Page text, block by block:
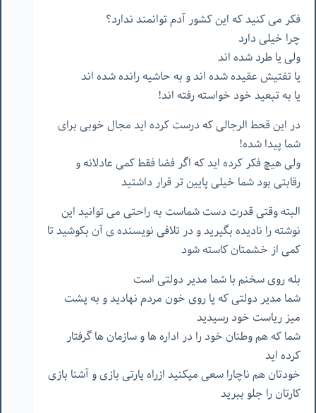
فکر می کنید که این کشور آدم توانمند ندارد؟
چرا خیلی دارد
ولی یا طرد شده اند
یا تفتیش عقیده شده اند و به حاشیه رانده شده اند
یا به تبعید خود خواسته رفته اند!
در این قحط الرجالی که درست کرده اید مجال خوبی برای
شما پیدا شده!
ولی هیچ فکر کرده اید که اگر فضا فقط کمی عادلانه و
رقابتی بود شما خیلی پایین تر قرار داشتید
البته وقتی قدرت دست شماست به راحتی می توانید این
نوشته را نادیده بگیرید و در تلافی نویسنده ی آن بکوشید تا
کمی از خشمتان کاسته شود
بله روی سخنم با شما مدیر دولتی است
شما مدیر دولتی که پا روی خون مردم نهادید و به پشت
میز ریاست خود رسیدید
شما که هم وطنان خود را در اداره ها و سازمان ها گرفتار
کرده اید
خودتان هم ناچارا سعی میکنید ازراه پارتی بازی و آشنا بازی
کارتان را جلو ببرید